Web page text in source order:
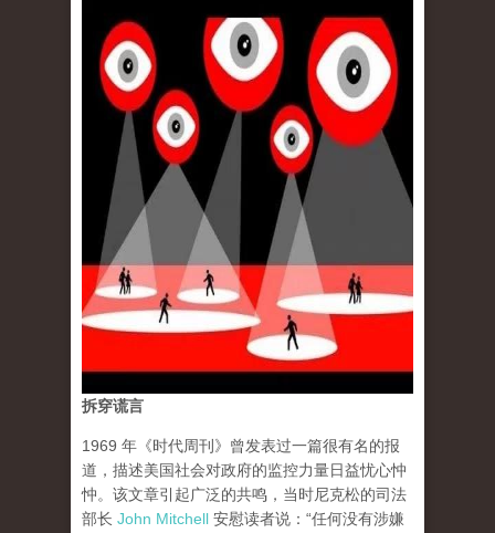
拆穿谎言
1969 年《时代周刊》曾发表过一篇很有名的报
道，描述美国社会对政府的监控力量日益忧心忡
忡。该文章引起广泛的共鸣，当时尼克松的司法
部长 John Mitchell 安慰读者说：“任何没有涉嫌